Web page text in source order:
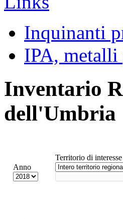
Inquinanti
IPA, metalli
Inventario
dell'Umbria
Anno
Territorio di interesse